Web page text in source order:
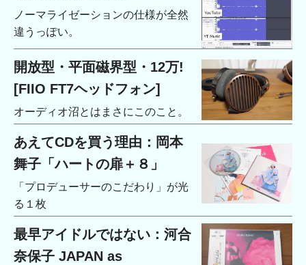
ノーマライゼーションの仕様が全然
違うっぽい。
開放型・平面磁界型・12万!
[FIIO FT7ヘッドフォン]
オーディオ沼とはまさにこのこと。
あえてCDを買う理由：岡本
舞子「ハートの扉＋８」
「プロデューサーのこだわり」が光
る１枚
最早アイドルではない：河合
奈保子 JAPAN as